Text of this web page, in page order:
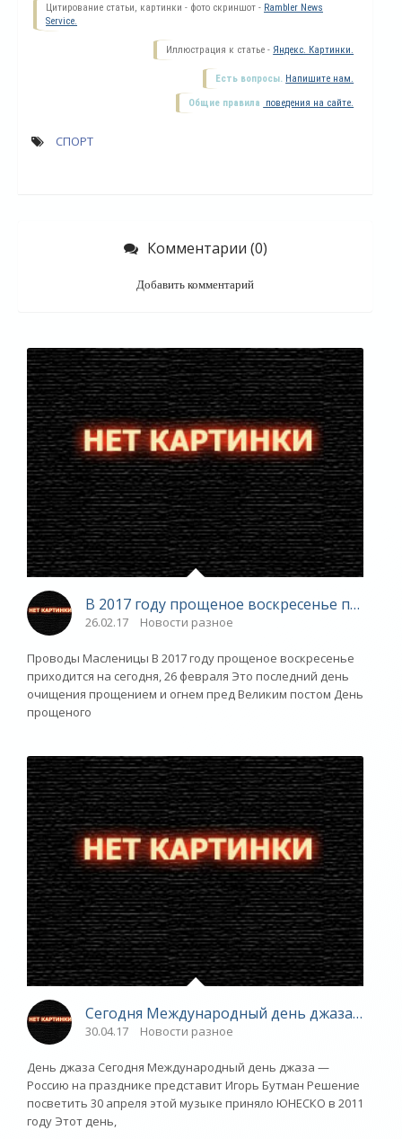
Цитирование статьи, картинки - фото скриншот - Rambler News
Service.
Иллюстрация к статье - Яндекс. Картинки.
Есть вопросы. Напишите нам.
Общие правила поведения на сайте.
СПОРТ
Комментарии (0)
Добавить комментарий
В 2017 году прощеное воскресенье
26.02.17 Новости разное
Проводы Масленицы В 2017 году прощеное воскресенье
приходится на сегодня, 26 февраля Это последний день
очищения прощением и огнем пред Великим постом День
прощеного
Сегодня Международный день джаза —
30.04.17 Новости разное
День джаза Сегодня Международный день джаза —
Россию на празднике представит Игорь Бутман Решение
посветить 30 апреля этой музыке приняло ЮНЕСКО в 2011
году Этот день,